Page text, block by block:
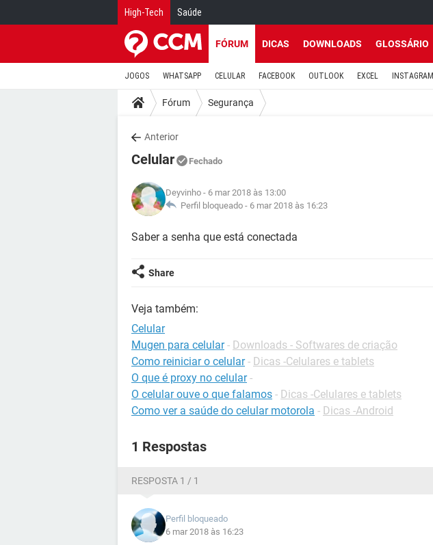
High-Tech Saúde
FÓRUM DICAS DOWNLOADS GLOSSÁRIO
JOGOS WHATSAPP CELULAR FACEBOOK OUTLOOK EXCEL INSTAGRAM
Fórum Segurança
Anterior
Celular Fechado
Deyvinho - 6 mar 2018 às 13:00
Perfil bloqueado - 6 mar 2018 às 16:23
Saber a senha que está conectada
Share
Veja também:
Celular
Mugen para celular - Downloads - Softwares de criação
Como reiniciar o celular - Dicas -Celulares e tablets
O que é proxy no celular -
O celular ouve o que falamos - Dicas -Celulares e tablets
Como ver a saúde do celular motorola - Dicas -Android
1 Respostas
RESPOSTA 1 / 1
Perfil bloqueado
6 mar 2018 às 16:23